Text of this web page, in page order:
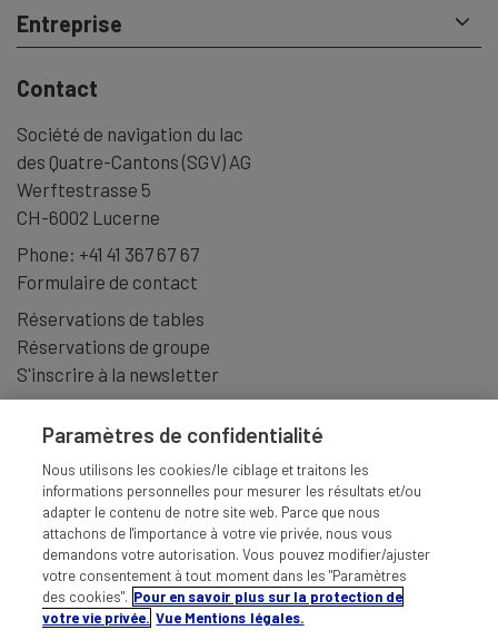
Entreprise
Contact
Société de navigation du lac
des Quatre-Cantons (SGV) AG
Werftestrasse 5
CH-6002 Lucerne
Phone: +41 41 367 67 67
Formulaire de contact
Réservations de tables
Réservations de groupe
S'inscrire à la newsletter
Paramètres de confidentialité
Nous utilisons les cookies/le ciblage et traitons les
informations personnelles pour mesurer les résultats et/ou
adapter le contenu de notre site web. Parce que nous
attachons de l'importance à votre vie privée, nous vous
demandons votre autorisation. Vous pouvez modifier/ajuster
votre consentement à tout moment dans les "Paramètres
des cookies". Pour en savoir plus sur la protection de
votre vie privée. Vue Mentions légales.